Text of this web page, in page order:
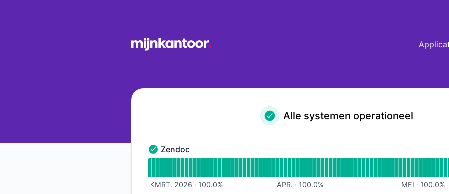
Alle systemen operationeel
Zendoc - Operationeel
Zendoc
MRT. 2026 · 100.0% APR. · 100.0% MEI · 100.0%